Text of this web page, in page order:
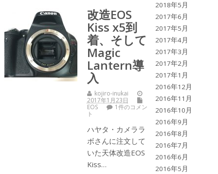
改造EOS
Kiss x5到
着、そして
Magic
Lantern導
入
kojiro-inukai
2017年1月23日
EOS
1件のコメン
ト
ハヤタ・カメララ
ボさんに注文して
いた天体改造EOS
Kiss…
2018年5月
2017年6月
2017年5月
2017年4月
2017年3月
2017年2月
2017年1月
2016年12月
2016年11月
2016年10月
2016年9月
2016年8月
2016年7月
2016年6月
2016年5月